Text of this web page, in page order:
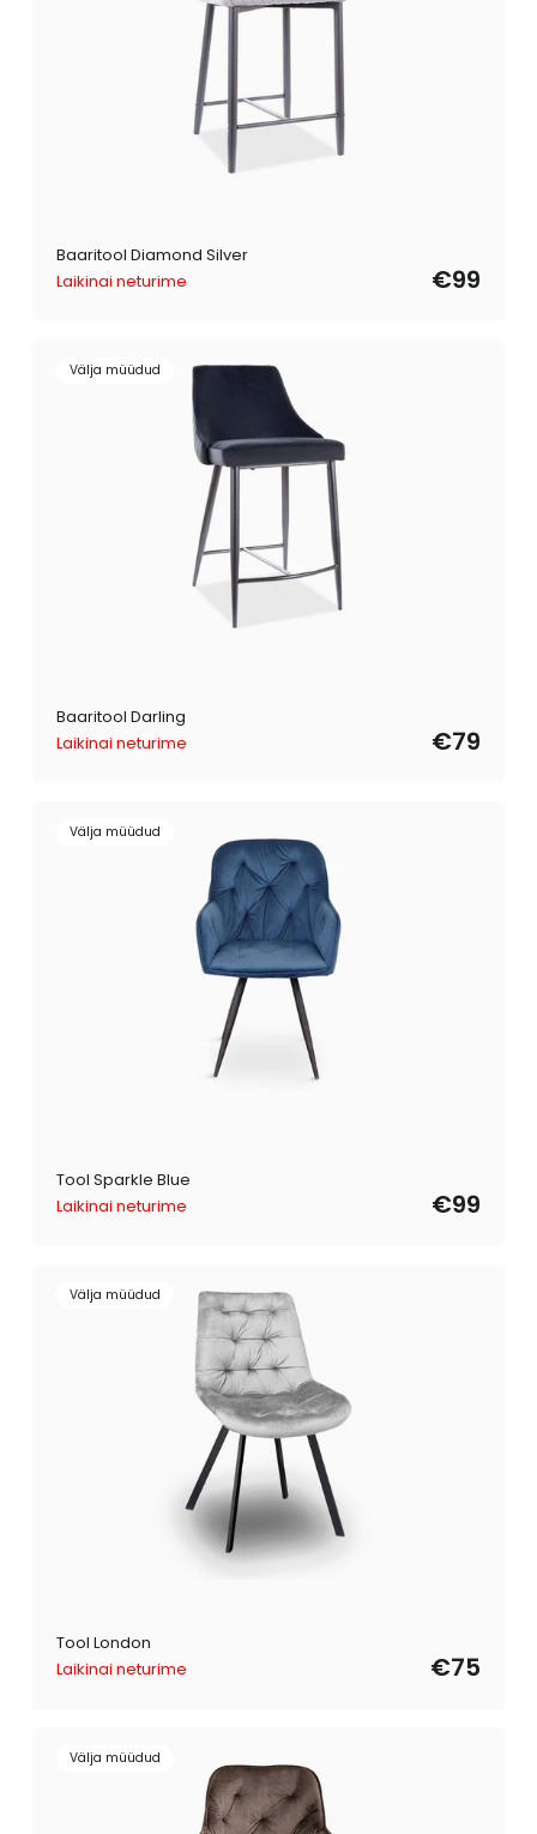
Baaritool Diamond Silver
Laikinai neturime
€99
Välja müüdud
Baaritool Darling
Laikinai neturime
€79
Välja müüdud
Tool Sparkle Blue
Laikinai neturime
€99
Välja müüdud
Tool London
Laikinai neturime
€75
Välja müüdud